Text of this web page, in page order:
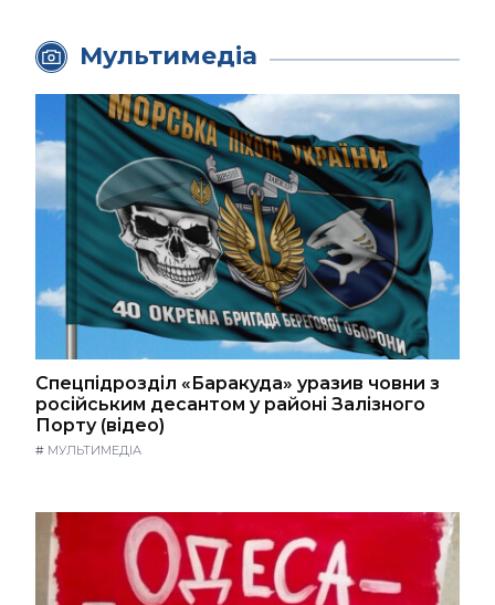
Мультимедіа
Спецпідрозділ «Баракуда» уразив човни з
російським десантом у районі Залізного
Порту (відео)
# МУЛЬТИМЕДІА